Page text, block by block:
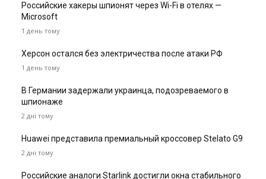
Российские хакеры шпионят через Wi-Fi в отелях —
Microsoft
1 день тому
Херсон остался без электричества после атаки РФ
1 день тому
В Германии задержали украинца, подозреваемого в
шпионаже
2 дні тому
Huawei представила премиальный кроссовер Stelato G9
2 дні тому
Российские аналоги Starlink достигли окна стабильного